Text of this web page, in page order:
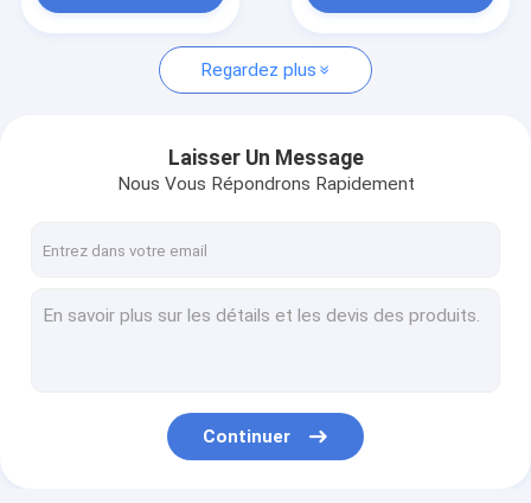
Meubles d'affichage de magasin d'habillement
Meubles de magasin de bijoux
Coffrets d'étalage optiques de magasin
Étalage en verre d'affichage
Présentoirs de soins de la peau
Regardez plus
Laisser Un Message
Nous Vous Répondrons Rapidement
Continuer